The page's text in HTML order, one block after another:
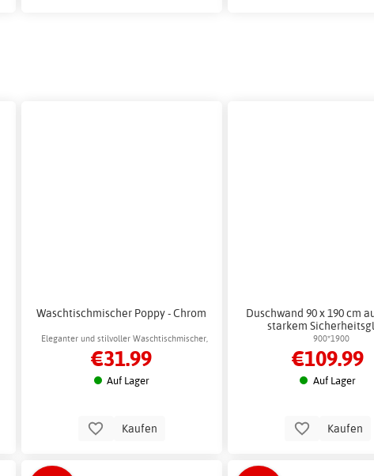
Waschtischmischer Poppy - Chrom
Eleganter und stilvoller Waschtischmischer,
geeignet für die moderne
Badezimmereinrichtung
€31.99
Auf Lager
Kaufen
Duschwand 90 x 190 cm
starkem
begehbare Duschwand
Chromprofilen -
900*1900
€109.99
Auf Lager
Kaufen